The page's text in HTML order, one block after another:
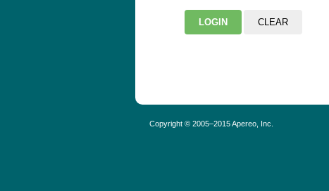
Copyright © 2005–2015 Apereo, Inc.